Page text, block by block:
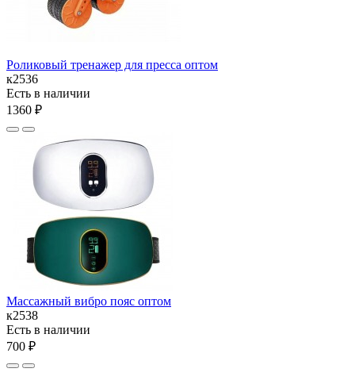
Роликовый тренажер для пресса оптом
к2536
Есть в наличии
1360 ₽
Массажный вибро пояс оптом
к2538
Есть в наличии
700 ₽